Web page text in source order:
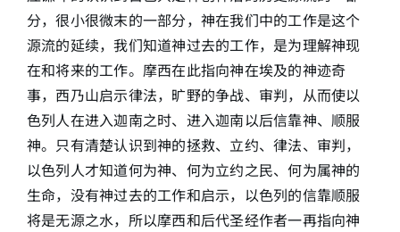
分，很小很微末的一部分，神在我们中的工作是这个
源流的延续，我们知道神过去的工作，是为理解神现
在和将来的工作。摩西在此指向神在埃及的神迹奇
事，西乃山启示律法，旷野的争战、审判，从而使以
色列人在进入迦南之时、进入迦南以后信靠神、顺服
神。只有清楚认识到神的拯救、立约、律法、审判，
以色列人才知道何为神、何为立约之民、何为属神的
生命，没有神过去的工作和启示，以色列的信靠顺服
将是无源之水，所以摩西和后代圣经作者一再指向神